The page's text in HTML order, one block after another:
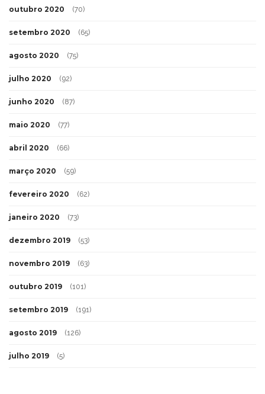
outubro 2020 (70)
setembro 2020 (65)
agosto 2020 (75)
julho 2020 (92)
junho 2020 (87)
maio 2020 (77)
abril 2020 (66)
março 2020 (59)
fevereiro 2020 (62)
janeiro 2020 (73)
dezembro 2019 (53)
novembro 2019 (63)
outubro 2019 (101)
setembro 2019 (191)
agosto 2019 (126)
julho 2019 (5)